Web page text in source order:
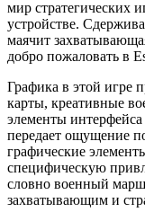
мир стратегических
устройстве.
маячит
добро пожаловать в
Графика в этой игре
карты, креативные
элементы
передает ощущение
графические
специфическую
словно военный
захватывающим и